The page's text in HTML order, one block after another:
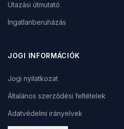
Utazási útmutató
Ingatlanberuházás
JOGI INFORMÁCIÓK
Jogi nyilatkozat
Általános szerződési feltételek
Adatvédelmi irányelvek